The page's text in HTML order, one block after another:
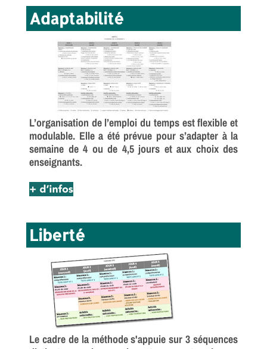
Adaptabilité
L’organisation de l’emploi du temps est flexible et
modulable. Elle a été prévue pour s’adapter à la
semaine de 4 ou de 4,5 jours et aux choix des
enseignants.
Liberté
Le cadre de la méthode s'appuie sur 3 séquences